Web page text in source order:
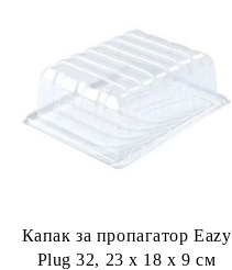
Капак за пропагатор Eazy
Plug 32, 23 x 18 x 9 см